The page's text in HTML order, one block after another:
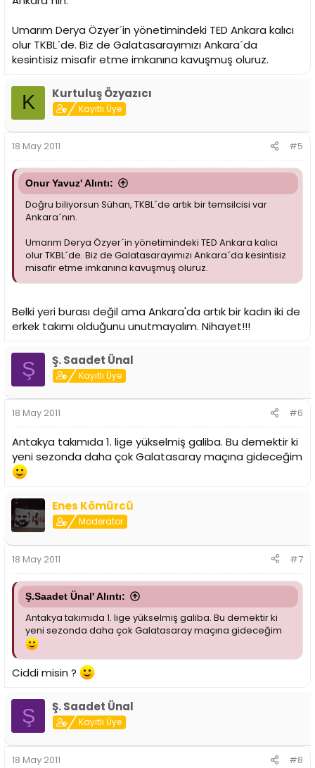
Umarım Derya Özyer´in yönetimindeki TED Ankara kalıcı
olur TKBL´de. Biz de Galatasarayımızı Ankara´da
kesintisiz misafir etme imkanına kavuşmuş oluruz.
K Kurtuluş Özyazıcı
Kayıtlı Üye
18 May 2011 #5
Onur Yavuz' Alıntı:
Doğru biliyorsun Sühan, TKBL´de artık bir temsilcisi var
Ankara´nın.
Umarım Derya Özyer´in yönetimindeki TED Ankara kalıcı
olur TKBL´de. Biz de Galatasarayımızı Ankara´da kesintisiz
misafir etme imkanına kavuşmuş oluruz.
Belki yeri burası değil ama Ankara'da artık bir kadın iki de
erkek takımı olduğunu unutmayalım. Nihayet!!!
Ş Ş. Saadet Ünal
Kayıtlı Üye
18 May 2011 #6
Antakya takımıda 1. lige yükselmiş galiba. Bu demektir ki
yeni sezonda daha çok Galatasaray maçına gideceğim
Enes Kömürcü
Moderator
18 May 2011 #7
Ş.Saadet Ünal' Alıntı:
Antakya takımıda 1. lige yükselmiş galiba. Bu demektir ki
yeni sezonda daha çok Galatasaray maçına gideceğim
Ciddi misin ?
Ş Ş. Saadet Ünal
Kayıtlı Üye
18 May 2011 #8